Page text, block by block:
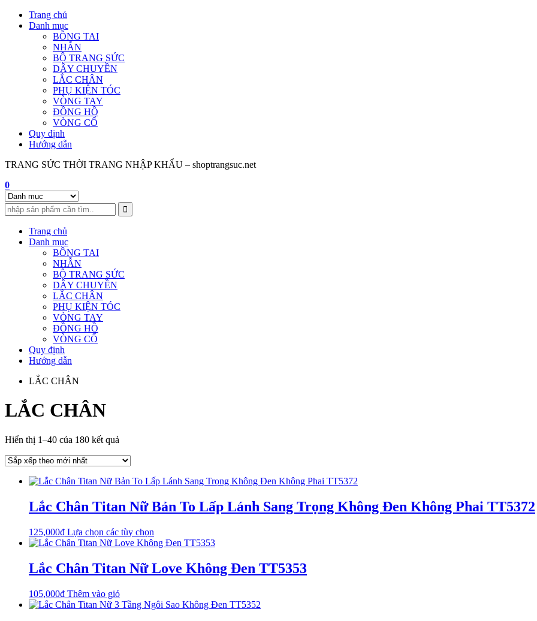
Skip
Trang chủ
Danh mục
BÔNG TAI
NHẪN
BỘ TRANG SỨC
DÂY CHUYỀN
LẮC CHÂN
PHỤ KIỆN TÓC
VÒNG TAY
ĐỒNG HỒ
VÒNG CỔ
Quy định
Hướng dẫn
TRANG SỨC THỜI TRANG NHẬP KHẨU – shoptrangsuc.net
0
Trang chủ
Danh mục
BÔNG TAI
NHẪN
BỘ TRANG SỨC
DÂY CHUYỀN
LẮC CHÂN
PHỤ KIỆN TÓC
VÒNG TAY
ĐỒNG HỒ
VÒNG CỔ
Quy định
Hướng dẫn
LẮC CHÂN
LẮC CHÂN
Hiển thị 1–40 của 180 kết quả
xếp
mới
Lắc Chân Titan Nữ Bản To Lấp Lánh Sang Trọng Không Đen Không Phai TT5372
125,000₫ Lựa chọn các tùy chọn
phẩm
có
nhiều
Các
Lắc Chân Titan Nữ Love Không Đen TT5353
105,000₫ Thêm vào giỏ